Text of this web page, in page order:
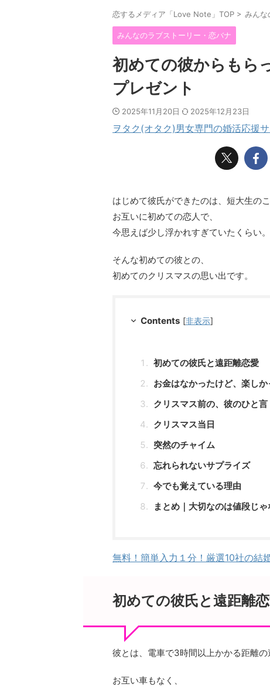
恋するメディア「Love Note」TOP > みんな
みんなのラブストーリー・恋バナ
初めての彼からもら
プレゼント
2025年11月20日 2025年12月23日
ヲタク(オタク)男女専門の婚活応援
はじめて彼氏ができたのは、短大生のこ
お互いに初めての恋人で、
今思えば少し浮かれすぎていたくらい。
そんな初めての彼との、
初めてのクリスマスの思い出です。
Contents [非表示]
初めての彼氏と遠距離恋愛
お金はなかったけど、楽しか
クリスマス前の、彼のひと言
クリスマス当日
突然のチャイム
忘れられないサプライズ
今でも覚えている理由
まとめ｜大切なのは値段じ
無料！簡単入力１分！厳選10社の結
初めての彼氏と遠距離
彼とは、電車で3時間以上かかる距離の
お互い車もなく、